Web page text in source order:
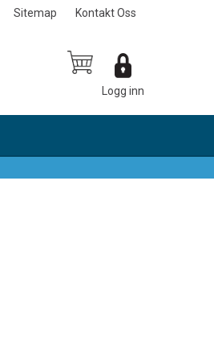
Sitemap Kontakt Oss
Logg inn